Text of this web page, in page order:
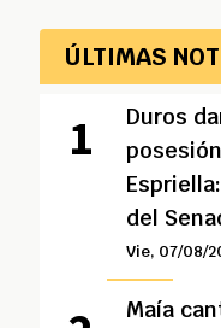
ÚLTIMAS
Duros
del
Vie, 07/08/
Maía